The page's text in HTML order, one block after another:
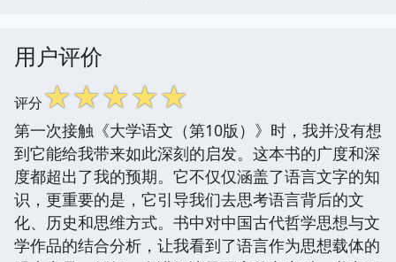
用户评价
评分☆☆☆☆☆
第一次接触《大学语文（第10版）》时，我并没有想
到它能给我带来如此深刻的启发。这本书的广度和深
度都超出了我的预期。它不仅仅涵盖了语言文字的知
识，更重要的是，它引导我们去思考语言背后的文
化、历史和思维方式。书中对中国古代哲学思想与文
学作品的结合分析，让我看到了语言作为思想载体的